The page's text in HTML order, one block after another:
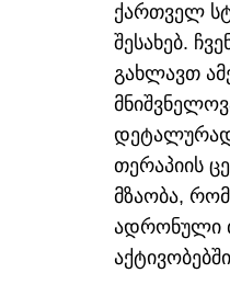
ქართველ
შესახებ.
გახლავთ
დეტალურად
თერაპიის
მზაობა,
ადრონული